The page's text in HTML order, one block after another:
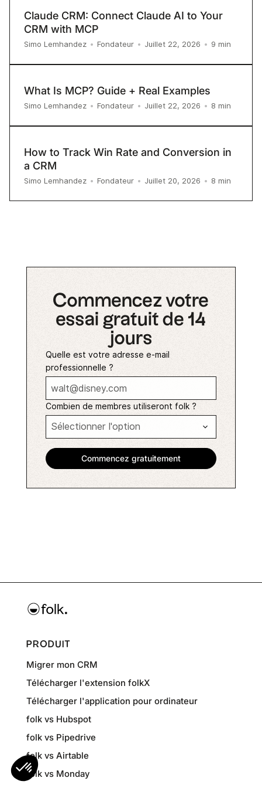
Claude CRM: Connect Claude AI to Your
CRM with MCP
Simo Lemhandez • Fondateur • Juillet 22, 2026 • 9 min
What Is MCP? Guide + Real Examples
Simo Lemhandez • Fondateur • Juillet 22, 2026 • 8 min
How to Track Win Rate and Conversion in
a CRM
Simo Lemhandez • Fondateur • Juillet 20, 2026 • 8 min
Commencez votre
essai gratuit de 14
jours
Quelle est votre adresse e-mail
professionnelle ?
Combien de membres utiliseront folk ?
PRODUIT
Migrer mon CRM
Télécharger l'extension folkX
Télécharger l'application pour ordinateur
folk vs Hubspot
folk vs Pipedrive
folk vs Airtable
folk vs Monday